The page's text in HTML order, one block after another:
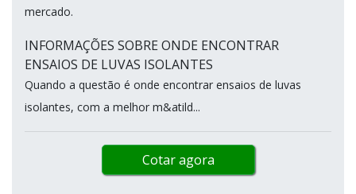
mercado.
INFORMAÇÕES SOBRE ONDE ENCONTRAR
ENSAIOS DE LUVAS ISOLANTES
Quando a questão é onde encontrar ensaios de luvas
isolantes, com a melhor m&atild...
Cotar agora